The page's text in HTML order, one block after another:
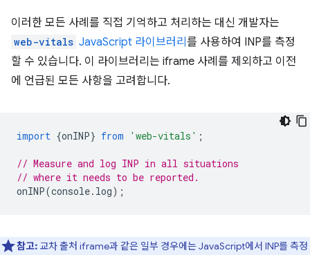
이러한 모든 사례를 직접 기억하고 처리하는 대신 개발자는
web-vitals JavaScript 라이브러리 를 사용하여 INP를 측정
할 수 있습니다. 이 라이브러리는 iframe 사례를 제외하고 이전
에 언급된 모든 사항을 고려합니다.
import {onINP} from 'web-vitals' ;
// Measure and log INP in all situations
// where it needs to be reported.
onINP(console. log);
참고: 교차 출처 iframe과 같은 일부 경우에는 JavaScript에서 INP를 측정